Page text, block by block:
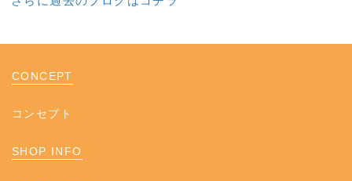
CONCEPT
コンセプト
SHOP INFO